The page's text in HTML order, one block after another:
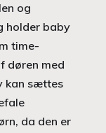
og
holder baby
time-
døren med
kan sættes
da den er